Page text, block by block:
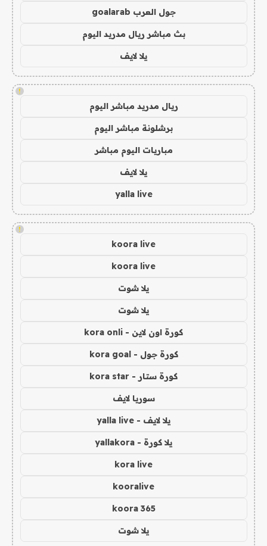
جول العرب goalarab
بث مباشر ريال مدريد اليوم
يلا لايف
!
ريال مدريد مباشر اليوم
برشلونة مباشر اليوم
مباريات اليوم مباشر
يلا لايف
yalla live
!
koora live
koora live
يلا شوت
يلا شوت
كورة اون لاين - kora onli
كورة جول - kora goal
كورة ستار - kora star
سوريا لايف
يلا لايف - yalla live
يلا كورة - yallakora
kora live
kooralive
koora 365
يلا شوت